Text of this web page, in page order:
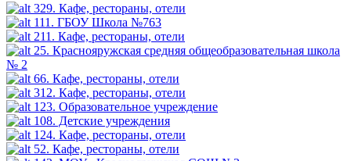
329. Кафе, рестораны, отели
111. ГБОУ Школа №763
211. Кафе, рестораны, отели
25. Краснояружская средняя общеобразовательная школа
№ 2
66. Кафе, рестораны, отели
312. Кафе, рестораны, отели
123. Образовательное учреждение
108. Детские учреждения
124. Кафе, рестораны, отели
52. Кафе, рестораны, отели